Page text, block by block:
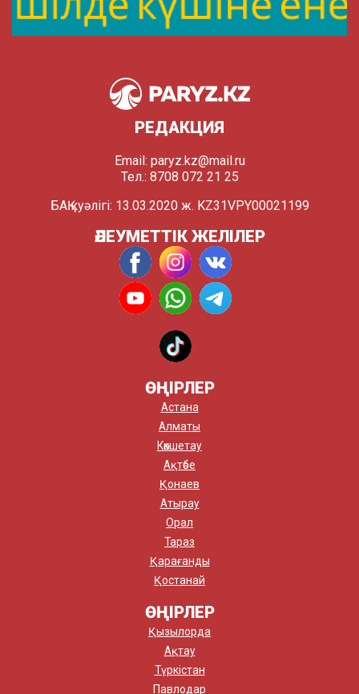
РЕДАКЦИЯ
Email: paryz.kz@mail.ru
Тел.: 8708 072 21 25
БАҚ куәлігі: 13.03.2020 ж. KZ31VPY00021199
ӘЛЕУМЕТТІК ЖЕЛІЛЕР
ӨҢІРЛЕР
Астана
Алматы
Көкшетау
Ақтөбе
Қонаев
Атырау
Орал
Тараз
Қарағанды
Қостанай
ӨҢІРЛЕР
Қызылорда
Ақтау
Түркістан
Павлодар